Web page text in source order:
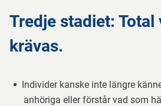
Tredje stadiet: Total
krävas.
Individer kanske inte längre
anhöriga eller förstår vad som